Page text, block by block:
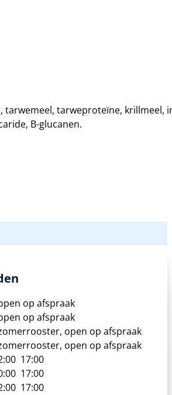
tarwemeel, tarweproteïne, krillmeel,
B-glucanen.
op afspraak
op afspraak
open op afspraak
open op afspraak
17:00
17:00
17:00